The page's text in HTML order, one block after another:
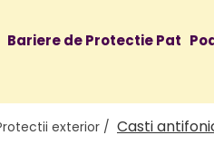
Bariere de Protectie Pat
exterior / Casti